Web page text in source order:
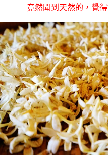
竟然聞到天然的，覺